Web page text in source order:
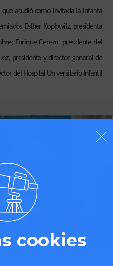
acudió como invitada la infanta
Esther Koplowitz, presidenta
Enrique Cerezo, presidente del
presidente y director general de
del Hospital Universitario Infantil
cookies